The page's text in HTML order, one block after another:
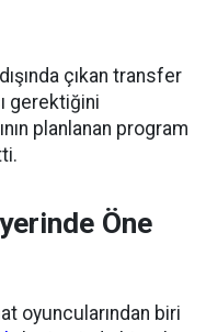
çıkan transfer
gerektiğini
planlanan program
Öne
oyuncularından biri